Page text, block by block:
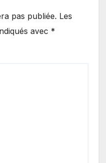
pas publiée. Les
avec *